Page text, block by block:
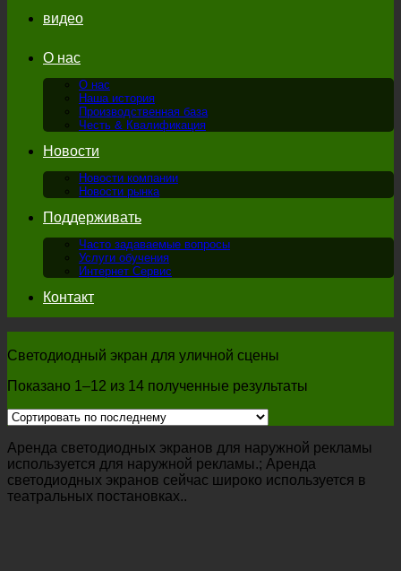
видео
О нас
О нас
Наша история
Производственная база
Честь & Квалификация
Новости
Новости компании
Новости рынка
Поддерживать
Часто задаваемые вопросы
Услуги обучения
Интернет Сервис
Контакт
Светодиодный экран для уличной сцены
Показано 1–12 из 14 полученные результаты
Аренда светодиодных экранов для наружной рекламы
используется для наружной рекламы.; Аренда
светодиодных экранов сейчас широко используется в
театральных постановках..